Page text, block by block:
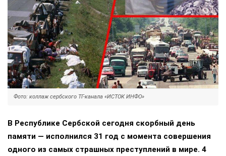
Фото: коллаж сербского ТГ-канала «ИСТОК ИНФО»
В Республике Сербской сегодня скорбный день
памяти — исполнился 31 год с момента совершения
одного из самых страшных преступлений в мире. 4